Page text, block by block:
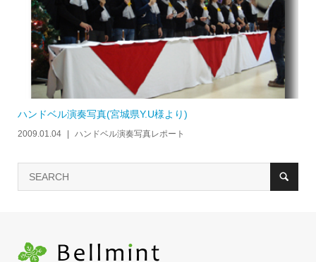
ハンドベル演奏写真(宮城県Y.U様より)
2009.01.04 ハンドベル演奏写真レポート